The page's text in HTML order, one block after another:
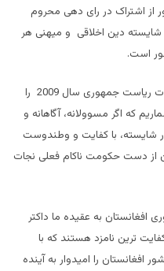
از اشتراک در رای دهی محروم
دین اخلاقی و میهنی هر
است.
ما اشتراک کنندگان گردهمایی لندن انتخابات ریاست جمهوری سال 2009 را
که اگر مسوولانه، آگاهانه و
شایسته، با کفایت و وطندوست
از دست حکومت ناکام فعلی نجات
افغانستان به عقیده ما داکتر
ترین نامزد هستند که با
افغانستان را امیدوار به آینده